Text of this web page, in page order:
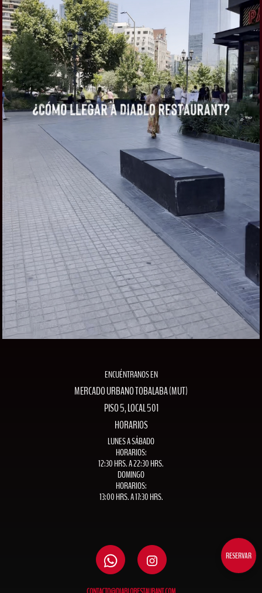
RESERVAR
ENCUÉNTRANOS EN
MERCADO URBANO TOBALABA (MUT)
PISO 5, LOCAL 501
HORARIOS
LUNES A SÁBADO
HORARIOS:
12:30 HRS. A 22:30 HRS.
DOMINGO
HORARIOS:
13:00 HRS. A 17:30 HRS.